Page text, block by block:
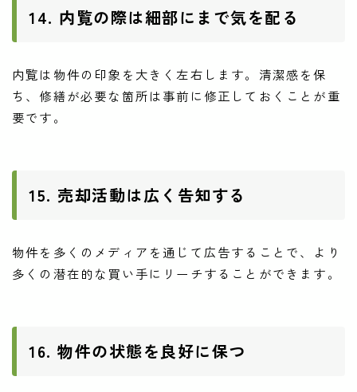
14. 内覧の際は細部にまで気を配る
内覧は物件の印象を大きく左右します。清潔感を保
ち、修繕が必要な箇所は事前に修正しておくことが重
要です。
15. 売却活動は広く告知する
物件を多くのメディアを通じて広告することで、より
多くの潜在的な買い手にリーチすることができます。
16. 物件の状態を良好に保つ